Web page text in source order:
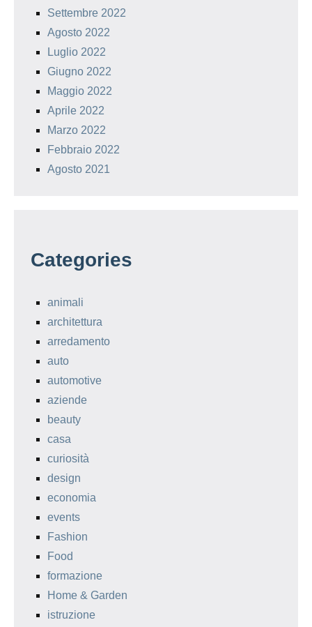
Settembre 2022
Agosto 2022
Luglio 2022
Giugno 2022
Maggio 2022
Aprile 2022
Marzo 2022
Febbraio 2022
Agosto 2021
Categories
animali
architettura
arredamento
auto
automotive
aziende
beauty
casa
curiosità
design
economia
events
Fashion
Food
formazione
Home & Garden
istruzione